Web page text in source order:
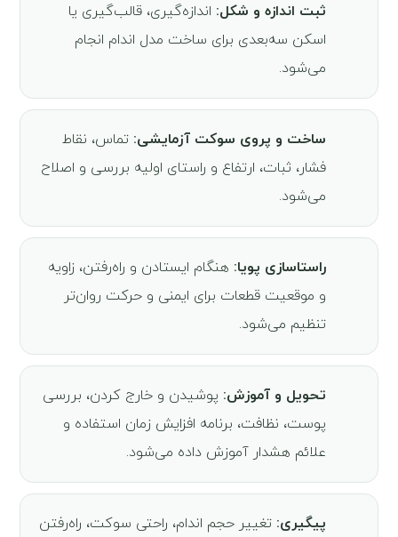
ثبت اندازه و شکل: اندازه‌گیری، قالب‌گیری یا
اسکن سه‌بعدی برای ساخت مدل اندام انجام
می‌شود.
ساخت و پروی سوکت آزمایشی: تماس، نقاط
فشار، ثبات، ارتفاع و راستای اولیه بررسی و اصلاح
می‌شود.
راستاسازی پویا: هنگام ایستادن و راه‌رفتن، زاویه
و موقعیت قطعات برای ایمنی و حرکت روان‌تر
تنظیم می‌شود.
تحویل و آموزش: پوشیدن و خارج کردن، بررسی
پوست، نظافت، برنامه افزایش زمان استفاده و
علائم هشدار آموزش داده می‌شود.
پیگیری: تغییر حجم اندام، راحتی سوکت، راه‌رفتن